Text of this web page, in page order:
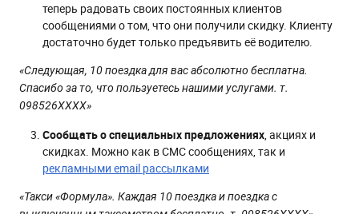
теперь радовать своих постоянных клиентов
сообщениями о том, что они получили скидку. Клиенту
достаточно будет только предъявить её водителю.
«Следующая, 10 поездка для вас абсолютно бесплатна.
Спасибо за то, что пользуетесь нашими услугами. т.
098526ХХХХ»
Сообщать о специальных предложениях, акциях и
скидках. Можно как в СМС сообщениях, так и
рекламными email рассылками
«Такси «Формула». Каждая 10 поездка и поездка с